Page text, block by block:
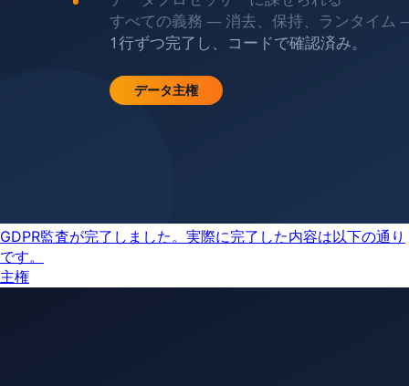
GDPR監査が完了しました。実際に完了した内容は以下の通り
です。
主権